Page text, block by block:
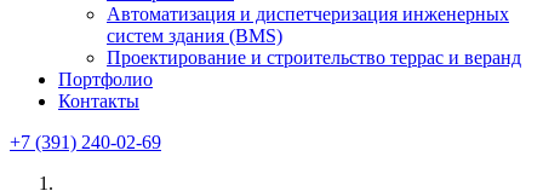
Автоматизация и диспетчеризация инженерных
систем здания (BMS)
Проектирование и строительство террас и веранд
Портфолио
Контакты
+7 (391) 240-02-69